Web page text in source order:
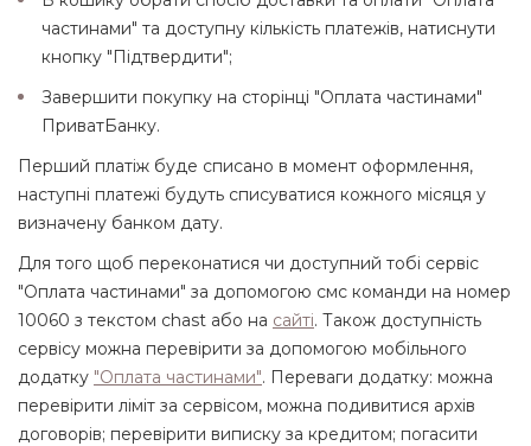
частинами" та доступну кількість платежів, натиснути
кнопку "Підтвердити";
Завершити покупку на сторінці "Оплата частинами"
ПриватБанку.
Перший платіж буде списано в момент оформлення,
наступні платежі будуть списуватися кожного місяця у
визначену банком дату.
Для того щоб переконатися чи доступний тобі сервіс
"Оплата частинами" за допомогою смс команди на номер
10060 з текстом chast або на сайті. Також доступність
сервісу можна перевірити за допомогою мобільного
додатку "Оплата частинами". Переваги додатку: можна
перевірити ліміт за сервісом, можна подивитися архів
договорів; перевірити виписку за кредитом; погасити